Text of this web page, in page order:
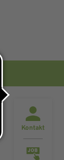
Kontakt